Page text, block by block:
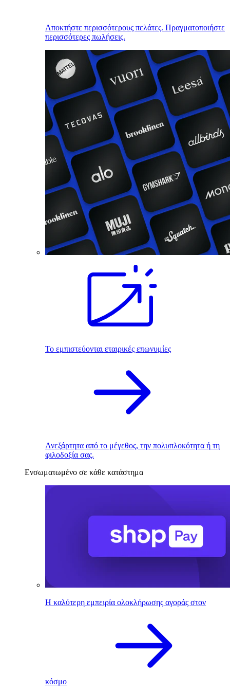
Αποκτήστε περισσότερους πελάτες. Πραγματοποιήστε
περισσότερες πωλήσεις.
Το εμπιστεύονται εταιρικές επωνυμίες
Ανεξάρτητα από το μέγεθος, την πολυπλοκότητα ή τη
φιλοδοξία σας.
Ενσωματωμένο σε κάθε κατάστημα
Η καλύτερη εμπειρία ολοκλήρωσης αγοράς στον
κόσμο